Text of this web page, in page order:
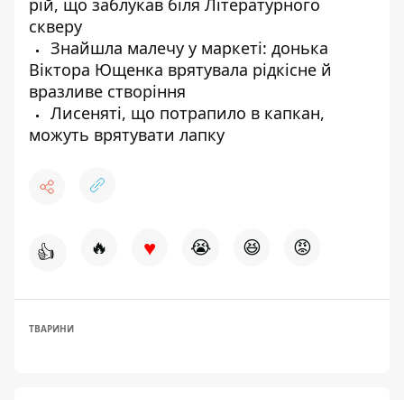
рій, що заблукав біля Літературного
скверу
Знайшла малечу у маркеті: донька
Віктора Ющенка врятувала рідкісне й
вразливе створіння
Лисеняті, що потрапило в капкан,
можуть врятувати лапку
👍 🔥 ♥ 😭 😆 😡
ТВАРИНИ